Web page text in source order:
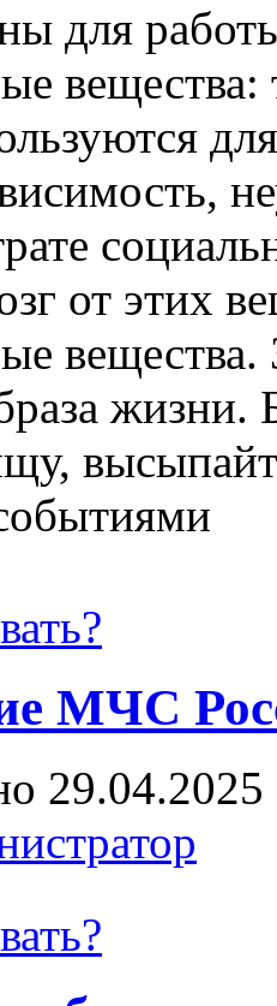
для
вещества:
от этих
МЧС
29.04.2025